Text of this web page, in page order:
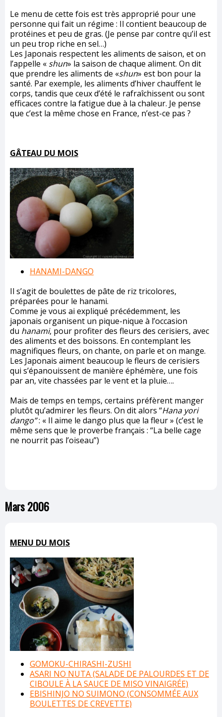
Le menu de cette fois est très approprié pour une
personne qui fait un régime : Il contient beaucoup de
protéines et peu de gras. (Je pense par contre qu’il est
un peu trop riche en sel…)
Les Japonais respectent les aliments de saison, et on
l’appelle « shun» la saison de chaque aliment. On dit
que prendre les aliments de «shun» est bon pour la
santé. Par exemple, les aliments d’hiver chauffent le
corps, tandis que ceux d’été le rafraîchissent ou sont
efficaces contre la fatigue due à la chaleur. Je pense
que c’est la même chose en France, n’est-ce pas ?
GÂTEAU DU MOIS
HANAMI-DANGO
Il s’agit de boulettes de pâte de riz tricolores,
préparées pour le hanami.
Comme je vous ai expliqué précédemment, les
japonais organisent un pique-nique à l’occasion
du hanami, pour profiter des fleurs des cerisiers, avec
des aliments et des boissons. En contemplant les
magnifiques fleurs, on chante, on parle et on mange.
Les Japonais aiment beaucoup le fleurs de cerisiers
qui s’épanouissent de manière éphémère, une fois
par an, vite chassées par le vent et la pluie….
Mais de temps en temps, certains préfèrent manger
plutôt qu’admirer les fleurs. On dit alors “Hana yori
dango”: « Il aime le dango plus que la fleur » (c’est le
même sens que le proverbe français : “La belle cage
ne nourrit pas l’oiseau”)
Mars 2006
MENU DU MOIS
GOMOKU-CHIRASHI-ZUSHI
ASARI NO NUTA (SALADE DE PALOURDES ET DE
CIBOULE À LA SAUCE DE MISO VINAIGRÉE)
EBISHINJO NO SUIMONO (CONSOMMÉE AUX
BOULETTES DE CREVETTE)